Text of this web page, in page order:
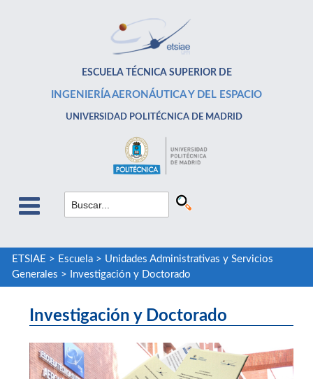
ESCUELA TÉCNICA SUPERIOR DE
INGENIERÍA AERONÁUTICA Y DEL ESPACIO
UNIVERSIDAD POLITÉCNICA DE MADRID
ETSIAE > Escuela> Unidades Administrativas y Servicios
Generales > Investigación y Doctorado
Investigación y Doctorado